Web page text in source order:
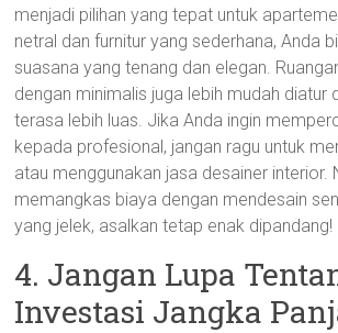
menjadi pilihan yang tepat untuk
netral dan furnitur yang sederhana, Anda
suasana yang tenang dan elegan.
dengan minimalis juga lebih mudah diatur
terasa lebih luas. Jika Anda ingin
kepada profesional, jangan ragu untuk
atau menggunakan jasa desainer interior.
memangkas biaya dengan mendesain
yang jelek, asalkan tetap enak dipandang!
4. Jangan Lupa
Investasi Jangka